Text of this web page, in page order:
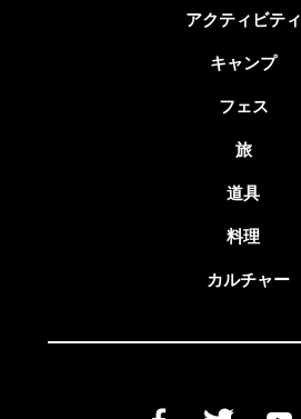
アクティビティ
キャンプ
フェス
旅
道具
料理
カルチャー